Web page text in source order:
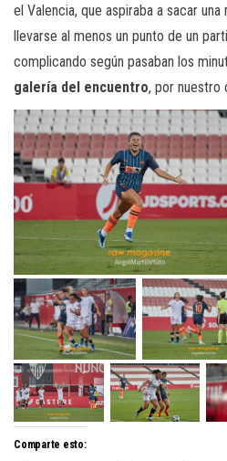
el Valencia, que aspiraba a sacar
llevarse al menos un punto de un
complicando según pasaban los
galería del encuentro, por nuestro
Comparte esto: